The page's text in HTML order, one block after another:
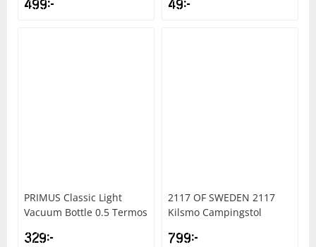
499kr 49kr
PRIMUS Classic Light
Vacuum Bottle 0.5 Termos
329kr
2117 OF SWEDEN 2117
Kilsmo Campingstol
799kr